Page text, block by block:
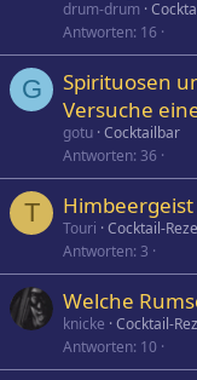
drum-drum
Antworten 16
G
Spirituosen
Versuche
gotu Cocktailbar
Antworten 36
T
Touri Cocktail-
Antworten 3
Welche
knicke Cocktail-
Antworten 10